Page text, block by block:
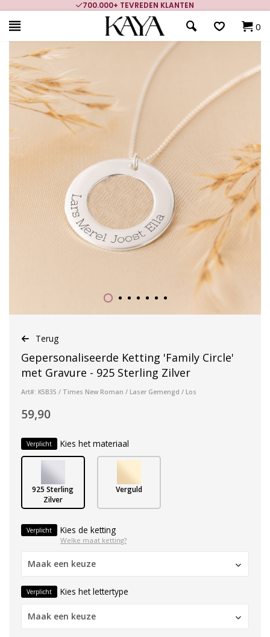
GRATIS BEZORGING VANAF €49.99
0
Terug
Gepersonaliseerde Ketting 'Family Circle'
met Gravure - 925 Sterling Zilver
Art#: K5B35 / Times New Roman / Laser Gemengd / Los
59,90
Verplicht Kies het materiaal
925 Sterling
Zilver
Verguld
Verplicht Kies de ketting
Welke maat ketting?
Maak een keuze
Verplicht Kies het lettertype
Maak een keuze